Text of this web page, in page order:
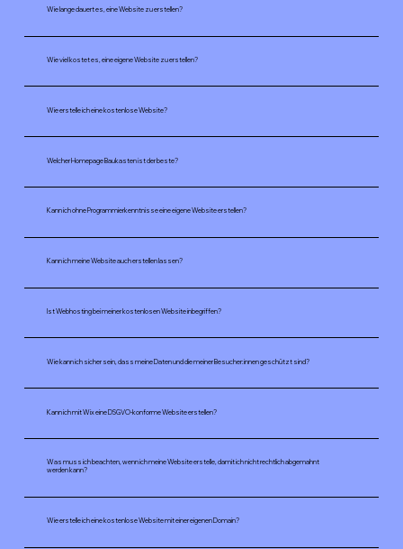
Wie lange dauert es, eine Website zu erstellen?
Wie viel kostet es, eine eigene Website zu erstellen?
Wie erstelle ich eine kostenlose Website?
Welcher Homepage Baukasten ist der beste?
Kann ich ohne Programmierkenntnisse eine eigene Website erstellen?
Kann ich meine Website auch erstellen lassen?
Ist Webhosting bei meiner kostenlosen Website inbegriffen?
Wie kann ich sicher sein, dass meine Daten und die meiner Besucher:innen geschützt sind?
Kann ich mit Wix eine DSGVO-konforme Website erstellen?
Was muss ich beachten, wenn ich meine Website erstelle, damit ich nicht rechtlich abgemahnt
werden kann?
Wie erstelle ich eine kostenlose Website mit einer eigenen Domain?